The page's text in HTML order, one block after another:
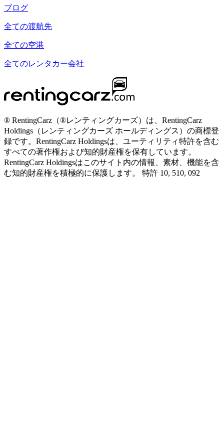
ブログ
全ての渡航先
全ての空港
全てのレンタカー会社
® RentingCarz（®レンティングカーズ）は、RentingCarz
Holdings（レンティングカーズ ホールディングス）の商標登
録です。RentingCarz Holdingsは、ユーティリティ特許を含む
すべての著作権および知的財産権を保有しています。
RentingCarz Holdingsはこのサイト内の情報、素材、機能を含
む知的財産権を積極的に保護します。 特許 10, 510, 092